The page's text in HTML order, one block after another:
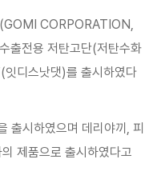
CORPORATION,
출전용 저탄고단(저탄수화
디스낫댓)를 출시하였다
출시하였으며 데리야끼, 피
제품으로 출시하였다고